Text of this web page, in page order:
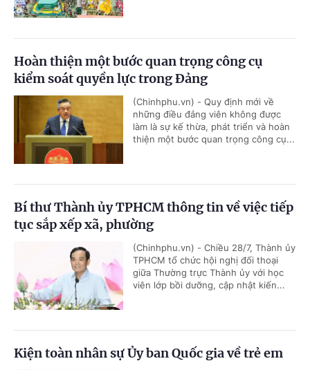
Hoàn thiện một bước quan trọng công cụ
kiểm soát quyền lực trong Đảng
(Chinhphu.vn) - Quy định mới về
những điều đảng viên không được
làm là sự kế thừa, phát triển và hoàn
thiện một bước quan trọng công cụ...
Bí thư Thành ủy TPHCM thông tin về việc tiếp
tục sắp xếp xã, phường
(Chinhphu.vn) - Chiều 28/7, Thành ủy
TPHCM tổ chức hội nghị đối thoại
giữa Thường trực Thành ủy với học
viên lớp bồi dưỡng, cập nhật kiến...
Kiện toàn nhân sự Ủy ban Quốc gia về trẻ em